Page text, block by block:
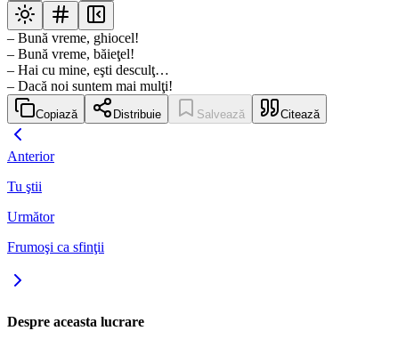
– Bună vreme, ghiocel!
– Bună vreme, băieţel!
– Hai cu mine, eşti desculţ…
– Dacă noi suntem mai mulţi!
Copiază Distribuie Salvează Citează
Anterior
Tu ştii
Următor
Frumoşi ca sfinţii
Despre aceasta lucrare